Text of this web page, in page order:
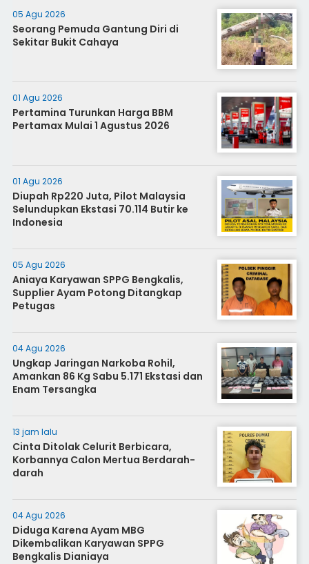
05 Agu 2026
Seorang Pemuda Gantung Diri di
Sekitar Bukit Cahaya
01 Agu 2026
Pertamina Turunkan Harga BBM
Pertamax Mulai 1 Agustus 2026
01 Agu 2026
Diupah Rp220 Juta, Pilot Malaysia
Selundupkan Ekstasi 70.114 Butir ke
Indonesia
05 Agu 2026
Aniaya Karyawan SPPG Bengkalis,
Supplier Ayam Potong Ditangkap
Petugas
04 Agu 2026
Ungkap Jaringan Narkoba Rohil,
Amankan 86 Kg Sabu 5.171 Ekstasi dan
Enam Tersangka
13 jam lalu
Cinta Ditolak Celurit Berbicara,
Korbannya Calon Mertua Berdarah-
darah
04 Agu 2026
Diduga Karena Ayam MBG
Dikembalikan Karyawan SPPG
Bengkalis Dianiaya